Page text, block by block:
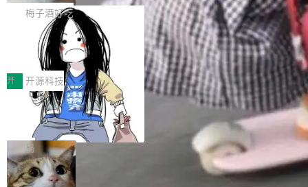
续增长的AI成本该如何优化。 深信服AI算力网关
正是围绕这些实际问题，从Token治理和成本治
理两个方面，让用户的每一份算力都看得清、管
得住、用得稳、省得下、更安全！ 一、从现在开
始，Token使用一目...
wat（Google 员工编号 23，Jeff Dean 二十多
年的编程搭档，MapReduce 和 Bigtable 的共同
作者）、Quoc Le（Google 大脑核心成员，Se
q2Seq 和 DocAI 的共同发明人）以及 Oriol Vin
yals（Gemini 联合负责人，AlphaSta...
把「看得清、用母语、记得住」三件事一次补
齐。 SolonCode 是什么 SolonCode 是杭州无
耳科技研发的企业级终端编码智能体——一位全
中文驱动的数字员工，自主理解需求、规划步
骤、编写代码。不挑模型、不挑平台，curl 一行
装完即用。 开源地址：Gitee · GitCode · GitHu
b 安装 支持 Java 8+（8~26）、macOS / Linu
x / Windows / Harmony PC。 # macOS / Linu
x / Harmony PC curl -fsSL https://solon.noea
r.org/solon...
梅子酒好吃
让“代码语义理解”深度释放AI Coding
价值潜能：华为云码道（CodeArts）
代码仓技术解析
一、代码仓深度理解技术的作用与价值 在软件工
程实践中，代码仓是企业核心知识资产的主要载
体。企业级代码仓库通常包含数十万乃至数百万
个文件，其规模远超单次模型调用可承载的上下
文窗口。随着项目规模的持续扩张与代码历史的
不断累积，代码仓中的模块关系、接口契约、业
务逻辑等关键信息往往分散于数十乃至数百个文
件之中，形成高度复杂的知识关联网络。传统的
开 开源科技
一条“删库”命令跑 17 小时，算法工程
师删光 89TB 数据只为干私活
最高人民检察院8月4日公布了一起案件：北京一
名90后算法工程师王某，为了给自己接的私活腾
服务器空间，删光了公司AI游戏部门的全部核心
数据。 王某2024年1月入职东城区某科技公司AI
局
Cloudflare 分享推理优化实践：KV ca